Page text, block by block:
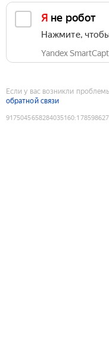
Я не робот
Нажмите,
Yandex
Если у вас возникли
обратной связи
9175045658284035160: